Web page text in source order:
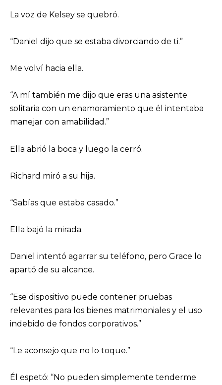
La voz de Kelsey se quebró.
“Daniel dijo que se estaba divorciando de ti.”
Me volví hacia ella.
“A mí también me dijo que eras una asistente
solitaria con un enamoramiento que él intentaba
manejar con amabilidad.”
Ella abrió la boca y luego la cerró.
Richard miró a su hija.
“Sabías que estaba casado.”
Ella bajó la mirada.
Daniel intentó agarrar su teléfono, pero Grace lo
apartó de su alcance.
“Ese dispositivo puede contener pruebas
relevantes para los bienes matrimoniales y el uso
indebido de fondos corporativos.”
“Le aconsejo que no lo toque.”
Él espetó: “No pueden simplemente tenderme